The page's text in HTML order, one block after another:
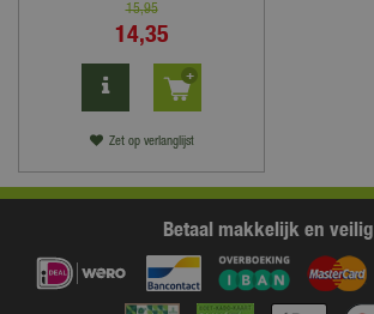
15,95
14,35
Zet op verlanglijst
Betaal makkelijk en veilig